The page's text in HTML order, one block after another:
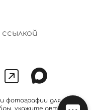
фотографии для своих
укажите авторство!